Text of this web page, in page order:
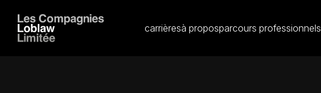
carrièresà proposparcours professionnels